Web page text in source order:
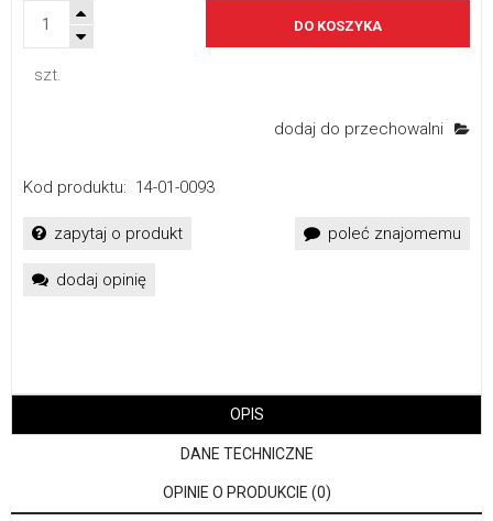
szt.
DO KOSZYKA
dodaj do przechowalni
Kod produktu: 14-01-0093
zapytaj o produkt poleć znajomemu
dodaj opinię
OPIS
DANE TECHNICZNE
OPINIE O PRODUKCIE (0)